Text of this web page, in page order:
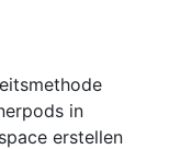
in
erstellen